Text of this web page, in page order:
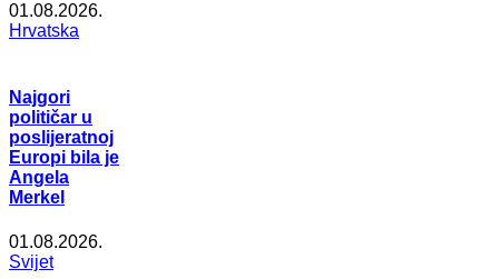
01.08.2026.
Hrvatska
Najgori
političar u
poslijeratnoj
Europi bila je
Angela
Merkel
01.08.2026.
Svijet